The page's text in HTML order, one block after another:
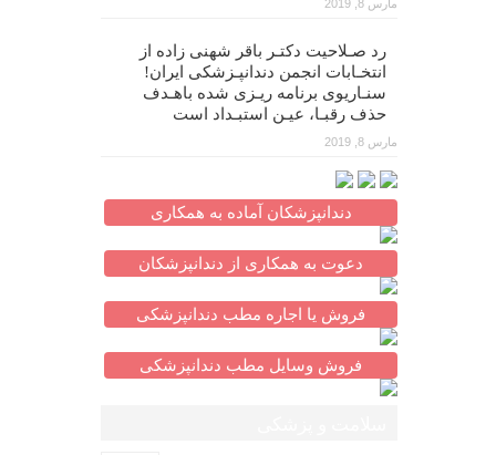
مارس 8, 2019
رد صـلاحیت دکتـر باقر شهنی زاده از
انتخـابات انجمن دندانپـزشکی ایران!
سنـاریوی برنامه ریـزی شده باهـدف
حذف رقبـا، عیـن استبـداد است
مارس 8, 2019
دندانپزشکان آماده به همکاری
دعوت به همکاری از دندانپزشکان
فروش یا اجاره مطب دندانپزشکی
فروش وسایل مطب دندانپزشکی